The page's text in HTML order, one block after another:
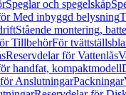
Speglar och spegelskåp
Med inbyggd belysning
Stående montering,
TillbehörFör
Reservdelar för Vattenlås
handfat, kompaktmodell
AnslutningarPackningar